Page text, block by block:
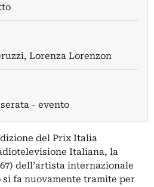
, Lorenza Lorenzon
- evento
del Prix Italia
Italiana, la
dell’artista internazionale
fa nuovamente tramite per